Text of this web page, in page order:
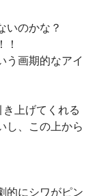
いのかな？
！
う画期的なアイ
上げてくれる
し、この上から
的にシワがピン